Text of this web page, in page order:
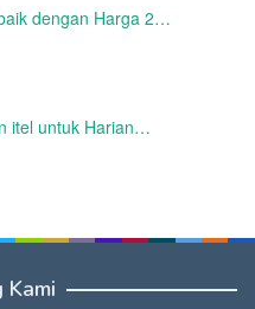
dengan Harga 2…
itel untuk Harian…
Kami